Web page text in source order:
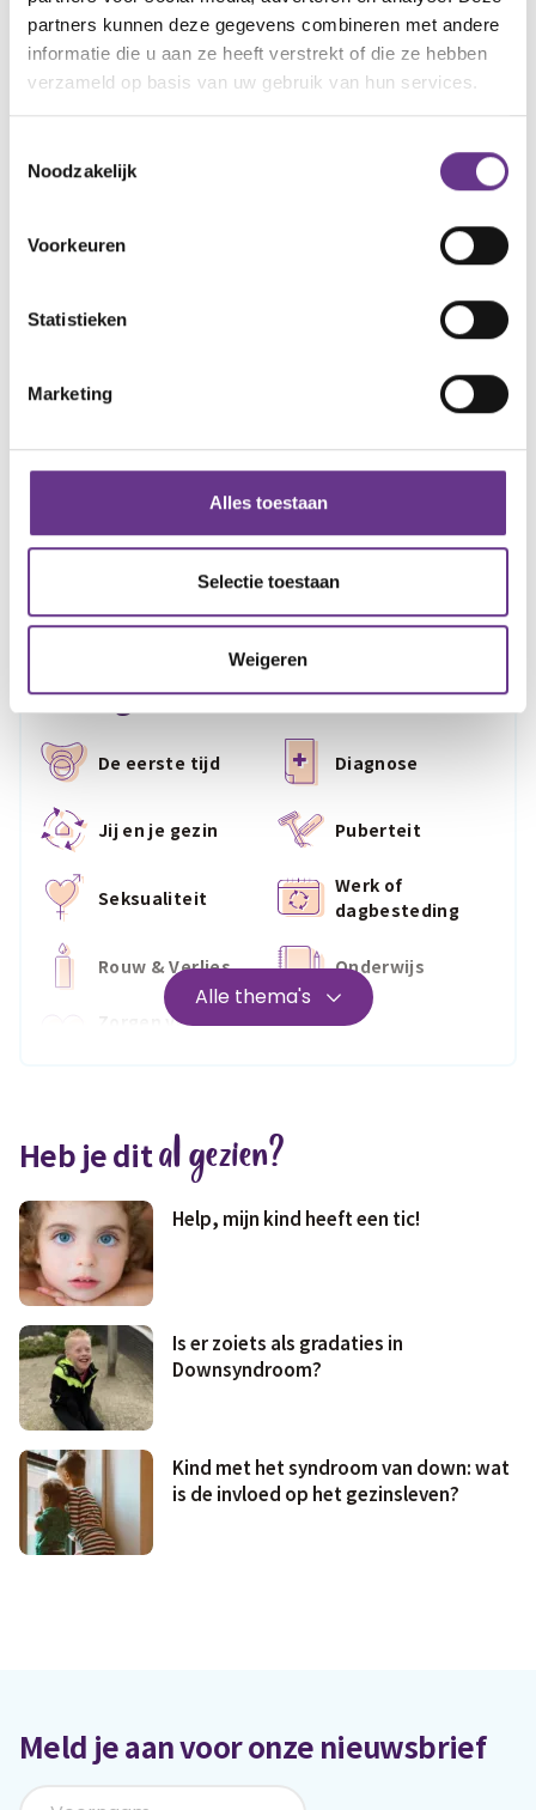
partners kunnen deze gegevens combineren met andere
informatie die u aan ze heeft verstrekt of die ze hebben
verzameld op basis van uw gebruik van hun services.
Noodzakelijk
Voorkeuren
Statistieken
Marketing
Alles toestaan
Selectie toestaan
Weigeren
Gratis account aanmaken
Heb je al een account?Inloggen
Facebook
LinkedIn
Meer Sophi?
Schrijf je invoor onze nieuwsbrief en ontvang
de nieuwste inspirerende verhalen in je mailbox!
Huidigethema
De eerste tijd Diagnose
Jij en je gezin Puberteit
Seksualiteit
Werk of
dagbesteding
Rouw & Verlies Onderwijs
Zorgen voor
Wonen
Geld & wetten
Alle thema's
Heb je dital gezien?
Help, mijn kind heeft een tic!
Is er zoiets als gradaties in
Downsyndroom?
Kind met het syndroom van down: wat
is de invloed op het gezinsleven?
Meld je aan voor onze nieuwsbrief